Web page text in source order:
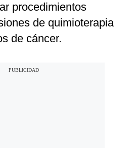
procedimientos
de quimioterapia
de cáncer.